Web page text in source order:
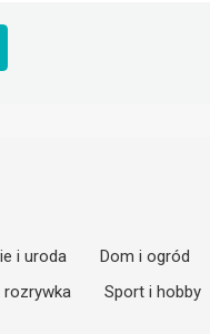
i uroda Dom i ogród
rozrywka Sport i hobby